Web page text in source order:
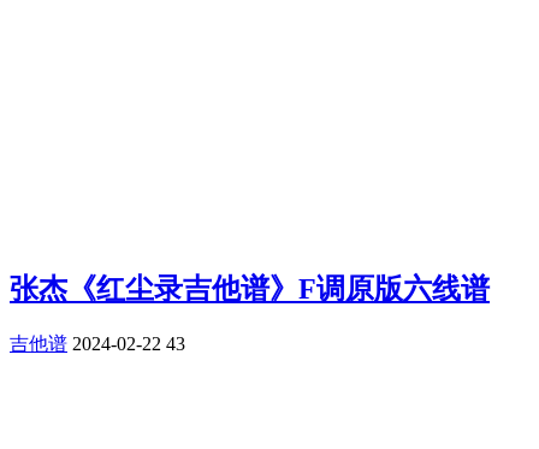
张杰《红尘录吉他谱》F调原版六线谱
吉他谱 2024-02-22 43